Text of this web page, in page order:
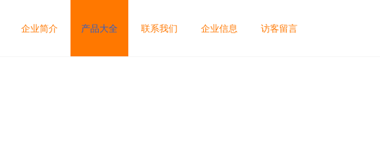
企业简介 产品大全 联系我们 企业信息 访客留言